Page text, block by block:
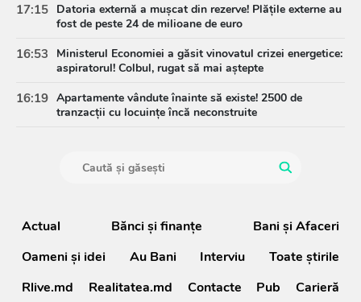
17:15 Datoria externă a mușcat din rezerve! Plățile externe au
fost de peste 24 de milioane de euro
16:53
Ministerul Economiei a găsit vinovatul crizei energetice:
aspiratorul! Colbul, rugat să mai aștepte
16:19 Apartamente vândute înainte să existe! 2500 de
tranzacții cu locuințe încă neconstruite
Actual Bănci şi finanţe
Bani și Afaceri
Oameni şi idei
Au Bani Interviu
Toate știrile
Rlive.md
Realitatea.md Contacte Pub Carieră